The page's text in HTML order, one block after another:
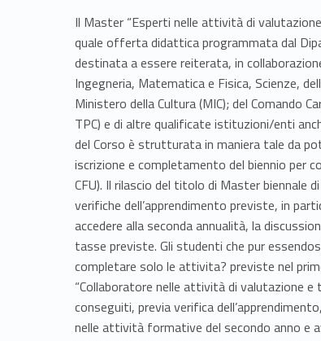
Il Master “Esperti nelle attività di
quale offerta didattica programmata dal
destinata a essere reiterata, in
Ingegneria, Matematica e Fisica, Scienze,
Ministero della Cultura (MIC); del Comando
TPC) e di altre qualificate istituzioni/enti
del Corso è strutturata in maniera tale da
iscrizione e completamento del biennio per
CFU). Il rilascio del titolo di Master biennale
verifiche dell’apprendimento previste, in
accedere alla seconda annualità, la
tasse previste. Gli studenti che pur
completare solo le attivita? previste nel
“Collaboratore nelle attività di valutazione
conseguiti, previa verifica
nelle attività formative del secondo anno e